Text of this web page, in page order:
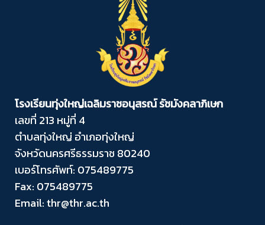
โรงเรียนทุ่งใหญ่เฉลิมราชอนุสรณ์ รัชมังคลาภิเษก
เลขที่ 213 หมู่ที่ 4
ตำบลทุ่งใหญ่ อำเภอทุ่งใหญ่
จังหวัดนครศรีธรรมราช 80240
เบอร์โทรศัพท์: 075489775
Fax: 075489775
Email: thr@thr.ac.th